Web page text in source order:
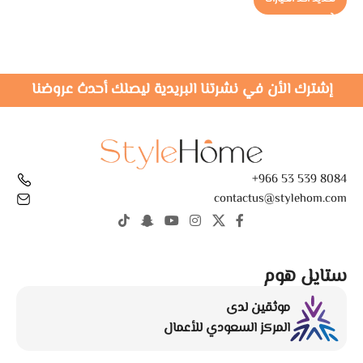
إشترك الأن في نشرتنا البريدية ليصلك أحدث عروضنا
ستايل هوم
موثقين لدى
المركز السعودي للأعمال
8084 539 53 966+
contactus@stylehom.com